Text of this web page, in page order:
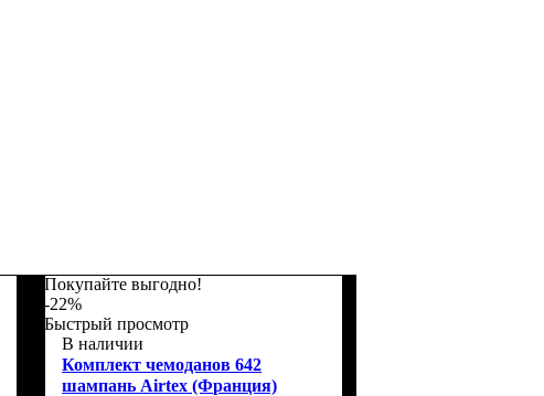
Покупайте выгодно!
-22%
Быстрый просмотр
В наличии
Комплект чемоданов 642
шампань Airtex (Франция)